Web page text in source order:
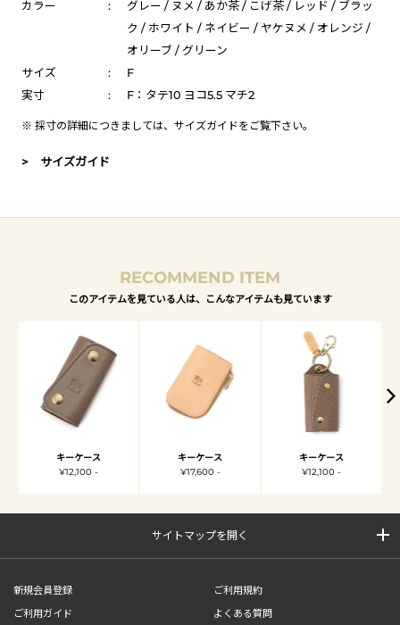
カラー
:
グレー / ヌメ / あか茶 / こげ茶 / レッド / ブラッ
ク / ホワイト / ネイビー / ヤケヌメ / オレンジ /
オリーブ / グリーン
サイズ
:
F
実寸
: F：タテ10 ヨコ5.5 マチ2
※ 採寸の詳細につきましては、 サイズガイドをご覧下さい。
> サイズガイド
RECOMMEND ITEM
このアイテムを見ている人は、こんなアイテムも見ています
キーケース
¥12,100 -
キーケース
¥17,600 -
キーケース
¥12,100 -
サイトマップを開く
新規会員登録
ご利用規約
ご利用ガイド
よくある質問